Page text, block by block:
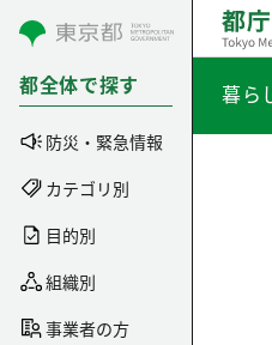
コンテンツにスキップ
都全体で探す
防災・緊急情報
カテゴリ別
目的別
組織別
事業者の方
暮ら